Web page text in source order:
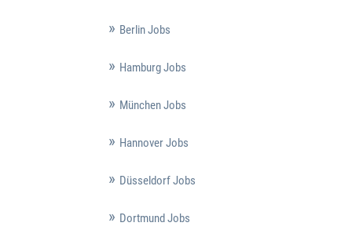
Berlin Jobs
Hamburg Jobs
München Jobs
Hannover Jobs
Düsseldorf Jobs
Dortmund Jobs